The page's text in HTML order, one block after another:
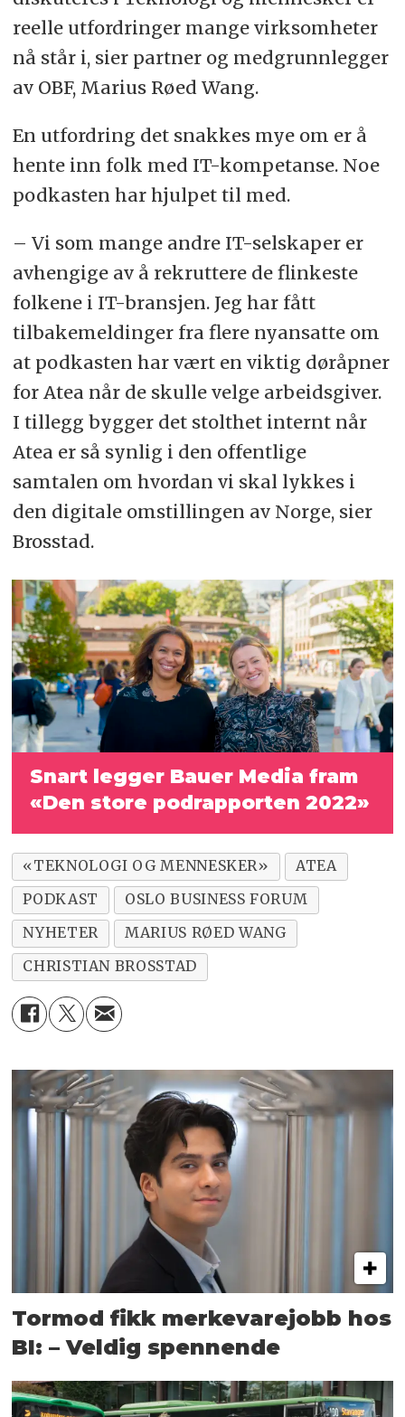
reelle utfordringer mange virksomheter
nå står i, sier partner og medgrunnlegger
av OBF, Marius Røed Wang.
En utfordring det snakkes mye om er å
hente inn folk med IT-kompetanse. Noe
podkasten har hjulpet til med.
– Vi som mange andre IT-selskaper er
avhengige av å rekruttere de flinkeste
folkene i IT-bransjen. Jeg har fått
tilbakemeldinger fra flere nyansatte om
at podkasten har vært en viktig døråpner
for Atea når de skulle velge arbeidsgiver.
I tillegg bygger det stolthet internt når
Atea er så synlig i den offentlige
samtalen om hvordan vi skal lykkes i
den digitale omstillingen av Norge, sier
Brosstad.
Snart legger Bauer Media fram
«Den store podrapporten 2022»
«TEKNOLOGI OG MENNESKER»
ATEA
PODKAST
OSLO BUSINESS FORUM
NYHETER
MARIUS RØED WANG
CHRISTIAN BROSSTAD
Tormod fikk merkevarejobb hos
BI: – Veldig spennende